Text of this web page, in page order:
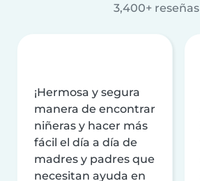
3,400+ reseñas
¡Hermosa y segura
manera de encontrar
niñeras y hacer más
fácil el día a día de
madres y padres que
necesitan ayuda en